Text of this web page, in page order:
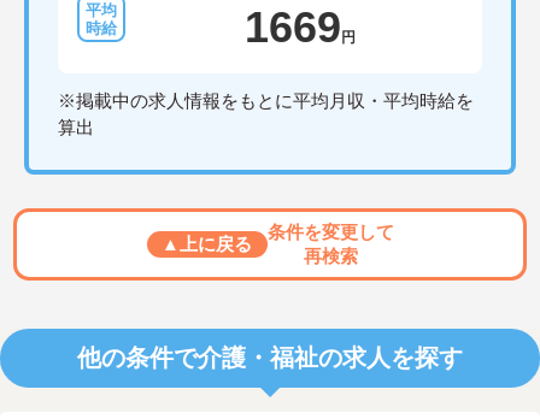
1669円
※掲載中の求人情報をもとに平均月収・平均時給を
算出
▲上に戻る
条件を変更して
再検索
他の条件で介護・福祉の求人を探す